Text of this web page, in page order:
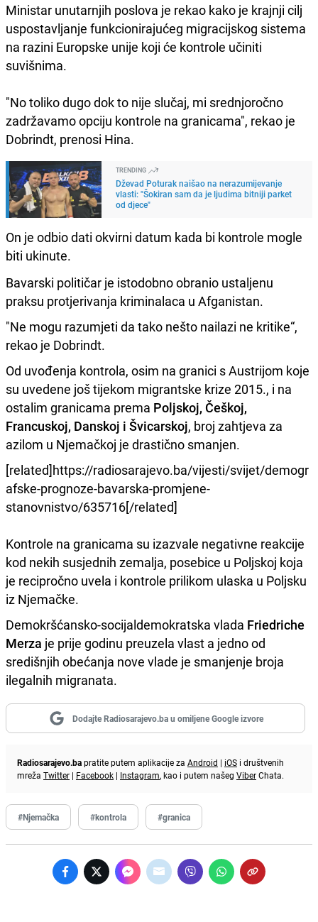
Ministar unutarnjih poslova je rekao kako je krajnji cilj
uspostavljanje funkcionirajućeg migracijskog sistema
na razini Europske unije koji će kontrole učiniti
suvišnima.
"No toliko dugo dok to nije slučaj, mi srednjoročno
zadržavamo opciju kontrole na granicama", rekao je
Dobrindt, prenosi Hina.
TRENDING
Dževad Poturak naišao na nerazumijevanje
vlasti: "Šokiran sam da je ljudima bitniji parket
od djece"
On je odbio dati okvirni datum kada bi kontrole mogle
biti ukinute.
Bavarski političar je istodobno obranio ustaljenu
praksu protjerivanja kriminalaca u Afganistan.
"Ne mogu razumjeti da tako nešto nailazi ne kritike“,
rekao je Dobrindt.
Od uvođenja kontrola, osim na granici s Austrijom koje
su uvedene još tijekom migrantske krize 2015., i na
ostalim granicama prema Poljskoj, Češkoj,
Francuskoj, Danskoj i Švicarskoj, broj zahtjeva za
azilom u Njemačkoj je drastično smanjen.
[related]https://radiosarajevo.ba/vijesti/svijet/demogr
afske-prognoze-bavarska-promjene-
stanovnistvo/635716[/related]
Kontrole na granicama su izazvale negativne reakcije
kod nekih susjednih zemalja, posebice u Poljskoj koja
je recipročno uvela i kontrole prilikom ulaska u Poljsku
iz Njemačke.
Demokršćansko-socijaldemokratska vlada Friedriche
Merza je prije godinu preuzela vlast a jedno od
središnjih obećanja nove vlade je smanjenje broja
ilegalnih migranata.
Dodajte Radiosarajevo.ba u omiljene Google izvore
Radiosarajevo.bapratite putem aplikacije za Android | iOS i društvenih
mreža Twitter | Facebook | Instagram, kao i putem našeg ViberChata.
#Njemačka #kontrola #granica